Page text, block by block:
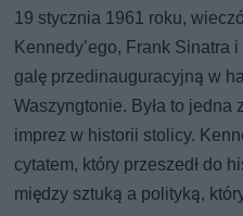
19 stycznia 1961 roku,
Kennedy’ego, Frank Sinatra
galę przedinauguracyjną w
Waszyngtonie. Była to
imprez w historii stolicy.
cytatem, który przeszedł do
między sztuką a polityką,